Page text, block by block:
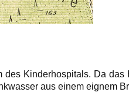
Kinderhospitals. Da das
aus einem eignem